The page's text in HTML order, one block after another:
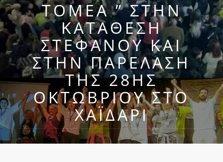
ΤΟΜΈΑ ” ΣΤΗΝ
ΚΑΤΆΘΕΣΗ
ΣΤΕΦΆΝΟΥ ΚΑΙ
ΣΤΗΝ ΠΑΡΈΛΑΣΗ
ΤΗΣ 28ΗΣ
ΟΚΤΩΒΡΊΟΥ ΣΤΟ
ΧΑΪΔΆΡΙ